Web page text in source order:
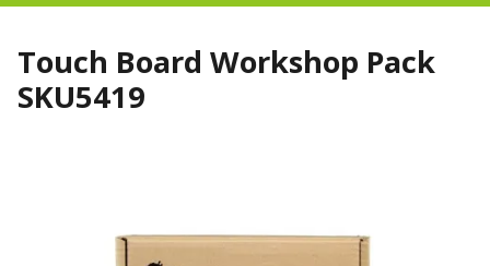
Touch Board Workshop Pack
SKU5419